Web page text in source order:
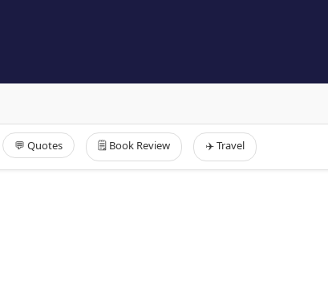
💬 Quotes 🗒️ Book Review ✈️ Travel